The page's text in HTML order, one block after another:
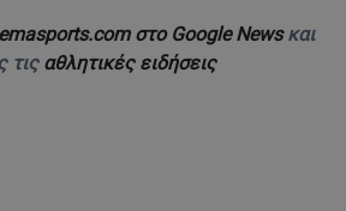
στο Google Newsκαι
τις αθλητικές ειδήσεις